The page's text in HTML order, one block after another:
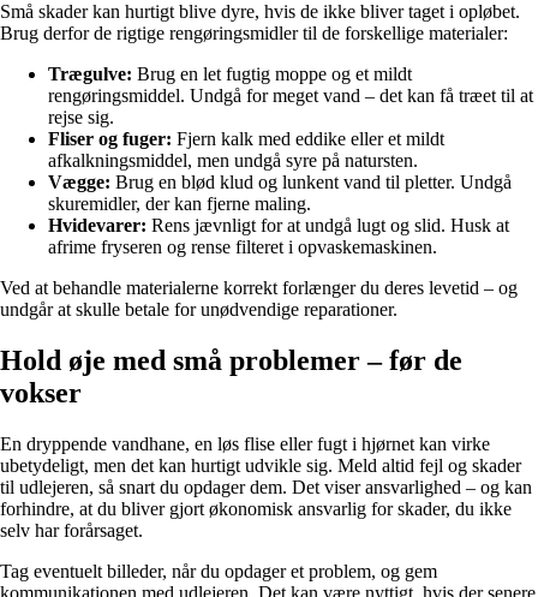
Små skader kan hurtigt blive dyre, hvis de ikke bliver taget i opløbet.
Brug derfor de rigtige rengøringsmidler til de forskellige materialer:
Trægulve: Brug en let fugtig moppe og et mildt
rengøringsmiddel. Undgå for meget vand – det kan få træet til at
rejse sig.
Fliser og fuger: Fjern kalk med eddike eller et mildt
afkalkningsmiddel, men undgå syre på natursten.
Vægge: Brug en blød klud og lunkent vand til pletter. Undgå
skuremidler, der kan fjerne maling.
Hvidevarer: Rens jævnligt for at undgå lugt og slid. Husk at
afrime fryseren og rense filteret i opvaskemaskinen.
Ved at behandle materialerne korrekt forlænger du deres levetid – og
undgår at skulle betale for unødvendige reparationer.
Hold øje med små problemer – før de
vokser
En dryppende vandhane, en løs flise eller fugt i hjørnet kan virke
ubetydeligt, men det kan hurtigt udvikle sig. Meld altid fejl og skader
til udlejeren, så snart du opdager dem. Det viser ansvarlighed – og kan
forhindre, at du bliver gjort økonomisk ansvarlig for skader, du ikke
selv har forårsaget.
Tag eventuelt billeder, når du opdager et problem, og gem
kommunikationen med udlejeren. Det kan være nyttigt, hvis der senere